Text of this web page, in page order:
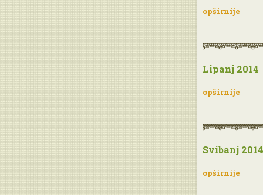
opširnije
Lipanj 2014
opširnije
Svibanj 2014
opširnije